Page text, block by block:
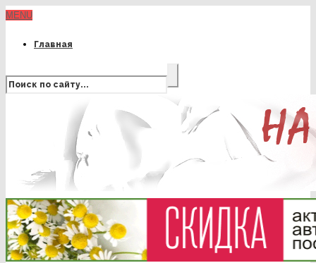
MENU
Главная